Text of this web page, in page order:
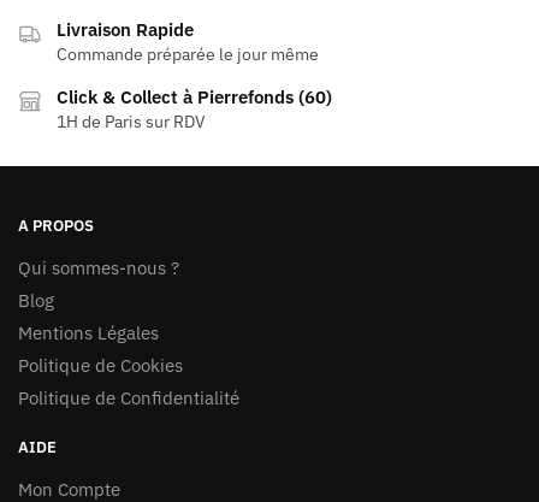
Livraison Rapide
Commande préparée le jour même
Click & Collect à Pierrefonds (60)
1H de Paris sur RDV
A PROPOS
Qui sommes-nous ?
Blog
Mentions Légales
Politique de Cookies
Politique de Confidentialité
AIDE
Mon Compte